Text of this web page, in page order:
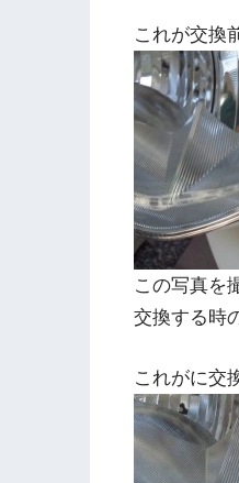
これが交換
この写真を
交換する時
これがに交